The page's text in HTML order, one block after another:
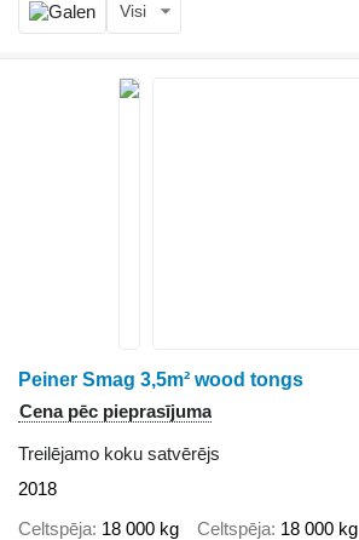
Visi
Peiner Smag 3,5m² wood tongs
Cena pēc pieprasījuma
Treilējamo koku satvērējs
2018
Celtspēja 18 000 kg Celtspēja 18 000 kg